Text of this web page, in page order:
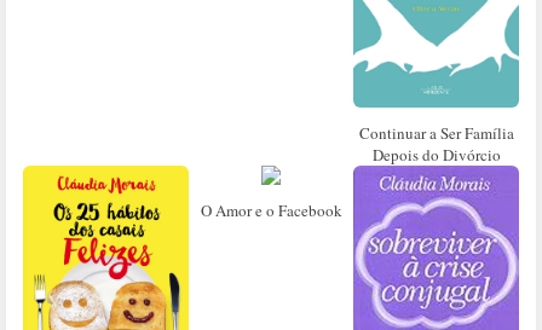
Continuar a Ser Família
Depois do Divórcio
O Amor e o Facebook